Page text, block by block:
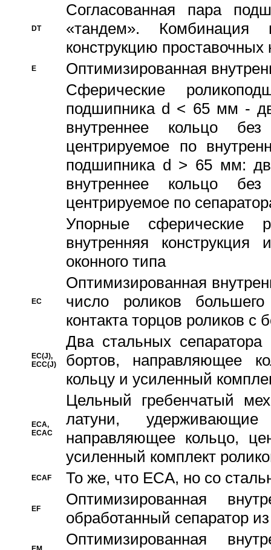
DT
Согласованная пара
«тандем».
конструкцию проставочных
E
Оптимизированная
Сферические
подшипника d < 65 мм -
внутреннее кольцо
центрируемое по
подшипника d > 65 мм:
внутреннее кольцо
центрируемое по
Упорные сферические
внутренняя
оконного типа
EC
Oптимизированная
число роликов
контакта торцов роликов с
EC(J),
ECC(J)
Два стальных сепаратора
бортов, направляющее
кольцу и усиленный
ECA,
ECAC
Цельный гребенчатый
латуни,
направляющее кольцо,
усиленный комплект
ECAF То же, что ECA, но со
EF
Оптимизированная
обработанный сепаратор
Оптимизированная